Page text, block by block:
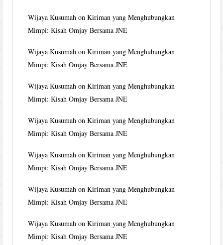
Wijaya Kusumah onKiriman yang Menghubungkan
Mimpi: Kisah Omjay Bersama JNE
Wijaya Kusumah onKiriman yang Menghubungkan
Mimpi: Kisah Omjay Bersama JNE
Wijaya Kusumah onKiriman yang Menghubungkan
Mimpi: Kisah Omjay Bersama JNE
Wijaya Kusumah onKiriman yang Menghubungkan
Mimpi: Kisah Omjay Bersama JNE
Wijaya Kusumah onKiriman yang Menghubungkan
Mimpi: Kisah Omjay Bersama JNE
Wijaya Kusumah onKiriman yang Menghubungkan
Mimpi: Kisah Omjay Bersama JNE
Wijaya Kusumah onKiriman yang Menghubungkan
Mimpi: Kisah Omjay Bersama JNE